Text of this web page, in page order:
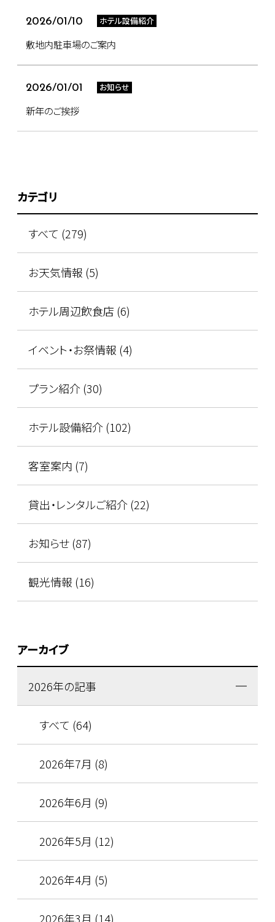
2026/01/10 ホテル設備紹介
敷地内駐車場のご案内
2026/01/01 お知らせ
新年のご挨拶
カテゴリ
すべて (279)
お天気情報 (5)
ホテル周辺飲食店 (6)
イベント・お祭情報 (4)
プラン紹介 (30)
ホテル設備紹介 (102)
客室案内 (7)
貸出・レンタルご紹介 (22)
お知らせ (87)
観光情報 (16)
アーカイブ
2026年の記事
すべて (64)
2026年7月 (8)
2026年6月 (9)
2026年5月 (12)
2026年4月 (5)
2026年3月 (14)